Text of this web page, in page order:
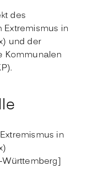
des
Extremismus in
und der
Kommunalen
in